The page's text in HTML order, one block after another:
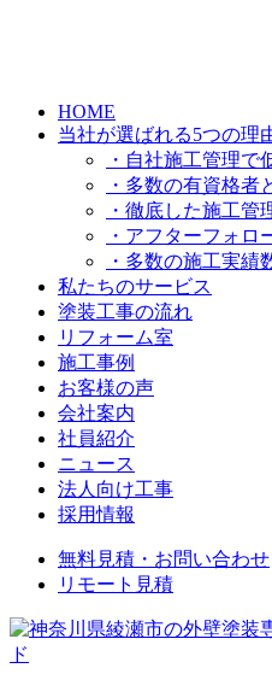
HOME
当社が選ばれる5つの理
・自社施工管理で
・多数の有資格者
・徹底した施工管
・アフターフォロ
・多数の施工実績
私たちのサービス
塗装工事の流れ
リフォーム室
施工事例
お客様の声
会社案内
社員紹介
ニュース
法人向け工事
採用情報
無料見積・お問い合わせ
リモート見積